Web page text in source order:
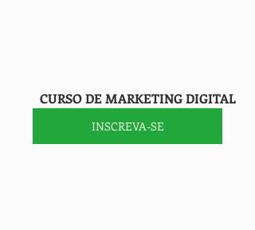
CURSO DE MARKETING DIGITAL
INSCREVA-SE